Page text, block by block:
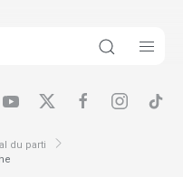
du parti